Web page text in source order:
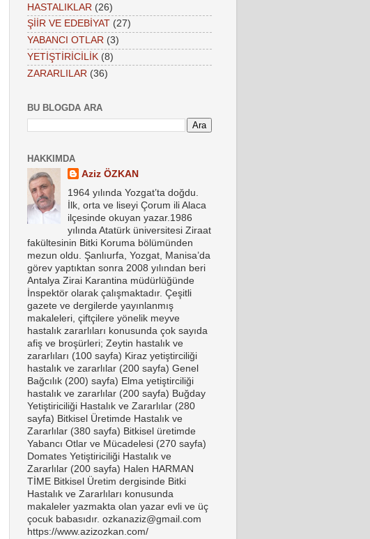
HASTALIKLAR (26)
ŞİİR VE EDEBİYAT (27)
YABANCI OTLAR (3)
YETİŞTİRİCİLİK (8)
ZARARLILAR (36)
BU BLOGDA ARA
HAKKIMDA
Aziz ÖZKAN
1964 yılında Yozgat’ta doğdu.
İlk, orta ve liseyi Çorum ili Alaca
ilçesinde okuyan yazar.1986
yılında Atatürk üniversitesi Ziraat
fakültesinin Bitki Koruma bölümünden
mezun oldu. Şanlıurfa, Yozgat, Manisa’da
görev yaptıktan sonra 2008 yılından beri
Antalya Zirai Karantina müdürlüğünde
İnspektör olarak çalışmaktadır. Çeşitli
gazete ve dergilerde yayınlanmış
makaleleri, çiftçilere yönelik meyve
hastalık zararlıları konusunda çok sayıda
afiş ve broşürleri; Zeytin hastalık ve
zararlıları (100 sayfa) Kiraz yetiştirciliği
hastalık ve zararlılar (200 sayfa) Genel
Bağcılık (200) sayfa) Elma yetiştirciliği
hastalık ve zararlılar (200 sayfa) Buğday
Yetiştiriciliği Hastalık ve Zararlılar (280
sayfa) Bitkisel Üretimde Hastalık ve
Zararlılar (380 sayfa) Bitkisel üretimde
Yabancı Otlar ve Mücadelesi (270 sayfa)
Domates Yetiştiriciliği Hastalık ve
Zararlılar (200 sayfa) Halen HARMAN
TİME Bitkisel Üretim dergisinde Bitki
Hastalık ve Zararlıları konusunda
makaleler yazmakta olan yazar evli ve üç
çocuk babasıdır. ozkanaziz@gmail.com
https://www.azizozkan.com/